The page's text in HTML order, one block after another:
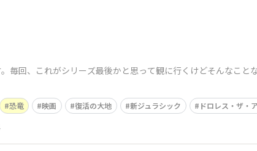
毎回、これがシリーズ最後かと思って観に行くけどそんなこと
恐竜 映画 復活の大地 新ジュラシック ドロレス・ザ・